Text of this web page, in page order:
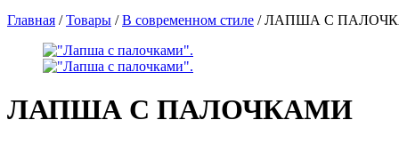
Главная /Товары /В современном стиле /ЛАПША С
ЛАПША С ПАЛОЧКАМИ